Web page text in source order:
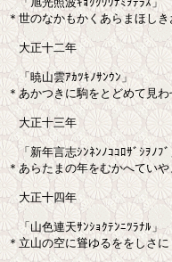
＊世のなかもかくあらまほし
大正十二年
「暁山雲ｱｶﾂｷﾉｻﾝｳﾝ」
＊あかつきに駒をとどめて見
大正十三年
「新年言志ｼﾝﾈﾝﾉｺｺﾛｻﾞｼｦﾉﾌﾞ
＊あらたまの年をむかへてい
大正十四年
「山色連天ｻﾝｼｮｸﾃﾝﾆﾂﾗﾅﾙ」
＊立山の空に聳ゆるををしさ